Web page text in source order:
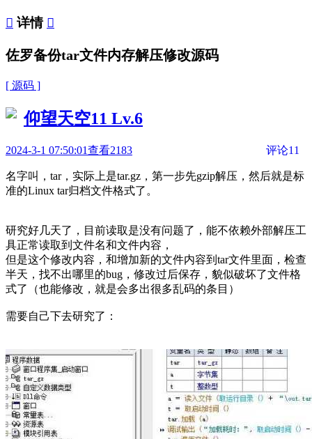
 详情 
佐罗备份tar文件内存解压修改源码
[ 源码 ]
仰望天空11 Lv.6
2024-3-1 07:50:01查看2183 评论11
名字叫，tar，实际上是tar.gz，第一步先gzip解压，然后就是标
准的Linux tar归档文件格式了。
研究好几天了，目前读取是没有问题了，能不依赖外部解压工
具正常读取到文件名和文件内容，
但是这个修改内容，和增加新的文件内容到tar文件里面，检查
半天，找不出哪里的bug，修改过后保存，貌似破坏了文件格
式了（也能修改，就是会多出很多乱码的条目）
需要自己下去研究了：